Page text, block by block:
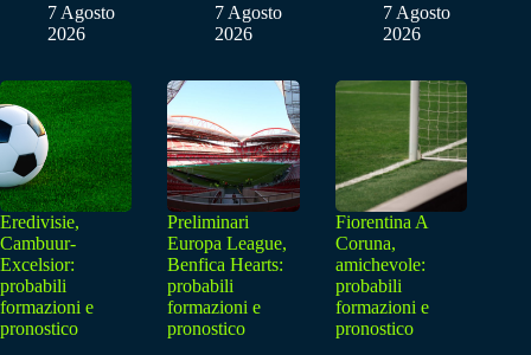
7 Agosto
2026
7 Agosto
2026
7 Agosto
2026
Eredivisie,
Cambuur-
Excelsior:
probabili
formazioni e
pronostico
Preliminari
Europa League,
Benfica Hearts:
probabili
formazioni e
pronostico
Fiorentina A
Coruna,
amichevole:
probabili
formazioni e
pronostico